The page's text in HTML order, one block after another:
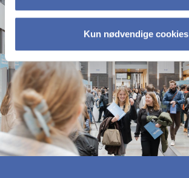
Kun nødvendige cookies